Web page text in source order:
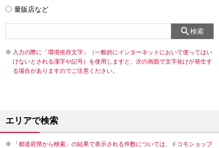
量販店など
検索
入力の際に「環境依存文字」（一般的にインターネットにおいて使ってはい
けないとされる漢字や記号）を使用しますと、次の画面で文字化けが発生す
る場合がありますのでご注意ください。
エリアで検索
「都道府県から検索」の結果で表示される件数については、ドコモショップ